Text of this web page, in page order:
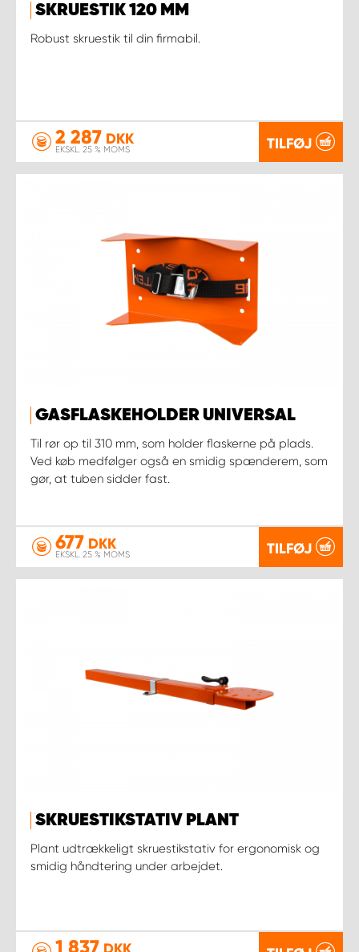
SKRUESTIK 120 MM
Robust skruestik til din firmabil.
2 287 DKK
EKSKL. 25 % MOMS TILFØJ
GASFLASKEHOLDER UNIVERSAL
Til rør op til 310 mm, som holder flaskerne på plads.
Ved køb medfølger også en smidig spænderem, som
gør, at tuben sidder fast.
677 DKK
EKSKL. 25 % MOMS TILFØJ
SKRUESTIKSTATIV PLANT
Plant udtrækkeligt skruestikstativ for ergonomisk og
smidig håndtering under arbejdet.
1 837